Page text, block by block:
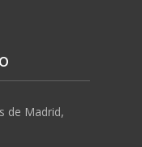
de Madrid,